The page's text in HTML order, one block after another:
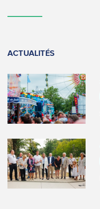
ACTUALITÉS